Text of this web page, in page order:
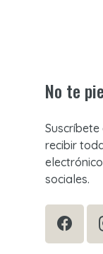
No te
recibir
sociales.